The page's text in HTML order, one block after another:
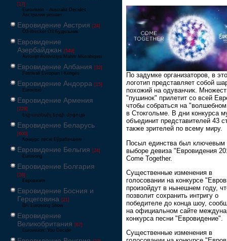
[17]
Eurovision – Australia Decides
Австралия решает
Евровидение Австрия [24]
Ö3-Wecker Ö3 Будильник
Евровидение
Азербайджан [549]
Avrovijn Avroviziya Mahnı Müsabiqəsi
Евровидение Албания [32]
Festivali Evropian i Këngës
Евровидение Андорра [15]
Eurovisió
Евровидение Армения
[228]
Եվրատեսիլ երգի մրցույթ
Евровидение Беларусь
[600]
Конкурс песні Еўрабачанне
Евровидение Бельгия [24]
Eurosong
Евровидение Болгария
[26]
Евровизия
Евровидение Босния и
Герцеговина [21]
BH Eurosong Show
Евровидение
Великобритания [67]
Eurovision: You Decide
По задумке организаторов, в
логотип представляет собой
похожий на одуванчик.
"пушинок" прилетит со всей
чтобы собраться на "волшебном
в Стокгольме. В дни конкурса
объединит представителей 43
также зрителей по всему миру.
Посыл единства был ключевым
выборе девиза "Евровидения
Come Together.
Существенные изменения в
голосовании на конкурсе
произойдут в нынешнем году,
позволит сохранить интригу о
победителе до конца шоу,
на официальном сайте
конкурса песни "Евровидение".
Существенные изменения в